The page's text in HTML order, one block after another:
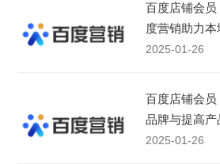
百度店铺会
度营销助力本
2025-01-26
百度店铺会
品牌与提高
2025-01-26